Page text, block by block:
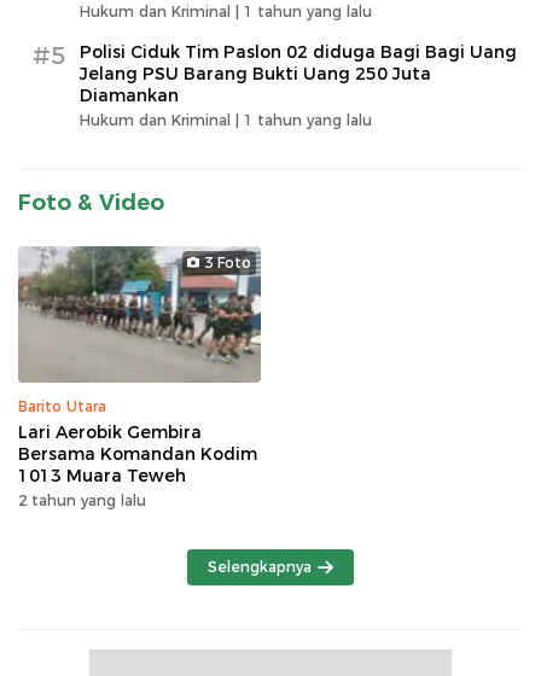
Hukum dan Kriminal | 1 tahun yang lalu
#5
Polisi Ciduk Tim Paslon 02 diduga Bagi Bagi Uang
Jelang PSU Barang Bukti Uang 250 Juta
Diamankan
Hukum dan Kriminal | 1 tahun yang lalu
Foto & Video
3 Foto
Barito Utara
Lari Aerobik Gembira
Bersama Komandan Kodim
1013 Muara Teweh
2 tahun yang lalu
Selengkapnya